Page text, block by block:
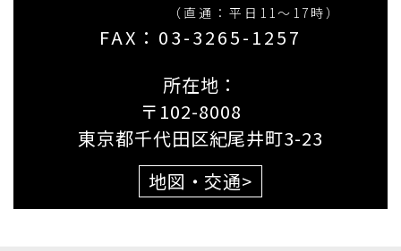
（直通：平日11〜17時）
FAX：03-3265-1257
所在地：
〒102-8008
東京都千代田区紀尾井町3-23
地図・交通>